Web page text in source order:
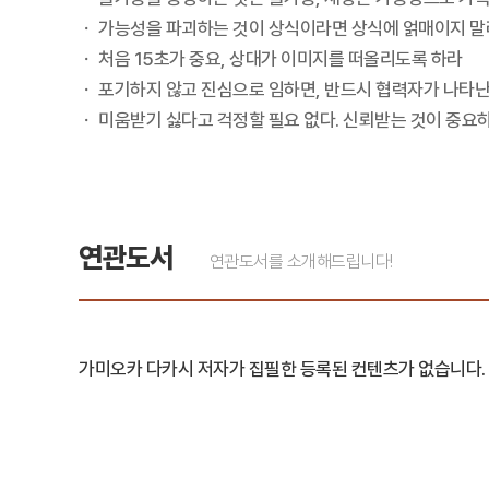
ㆍ 가능성을 파괴하는 것이 상식이라면 상식에 얽매이지
ㆍ 처음 15초가 중요, 상대가 이미지를 떠올리도록 하라
ㆍ 포기하지 않고 진심으로 임하면, 반드시 협력자가 나타
ㆍ 미움받기 싫다고 걱정할 필요 없다. 신뢰받는 것이 중요
연관도서 연관도서를 소개해드립니다!
가미오카 다카시 저자가 집필한 등록된 컨텐츠가 없습니다.